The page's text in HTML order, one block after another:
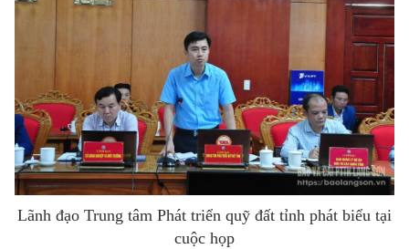
Lãnh đạo Trung tâm Phát triển quỹ đất tỉnh phát biểu tại
cuộc họp